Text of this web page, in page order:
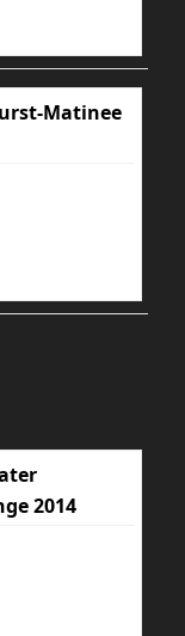
Matinee
2014